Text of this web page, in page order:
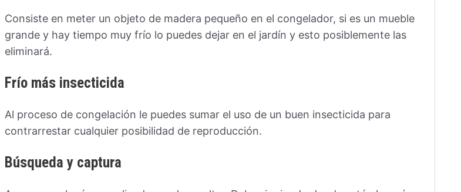
Consiste en meter un objeto de madera pequeño en el congelador, si es un mueble
grande y hay tiempo muy frío lo puedes dejar en el jardín y esto posiblemente las
eliminará.
Frío más insecticida
Al proceso de congelación le puedes sumar el uso de un buen insecticida para
contrarrestar cualquier posibilidad de reproducción.
Búsqueda y captura